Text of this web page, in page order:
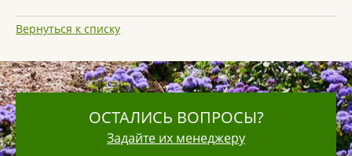
Вернуться к списку
ОСТАЛИСЬ ВОПРОСЫ?
Задайте их менеджеру